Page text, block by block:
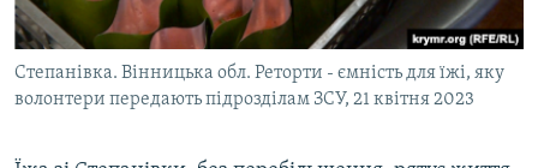
Степанівка. Вінницька обл. Реторти - ємність для їжі, яку
волонтери передають підрозділам ЗСУ, 21 квітня 2023